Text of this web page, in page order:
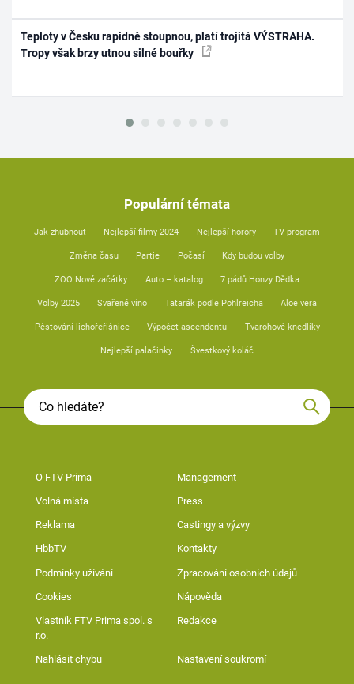
Teploty v Česku rapidně stoupnou, platí trojitá VÝSTRAHA.
Tropy však brzy utnou silné bouřky
Populární témata
Jak zhubnout Nejlepší filmy 2024 Nejlepší horory TV program
Změna času Partie Počasí Kdy budou volby
ZOO Nové začátky Auto – katalog 7 pádů Honzy Dědka
Volby 2025 Svařené víno Tatarák podle Pohlreicha Aloe vera
Pěstování lichořeřišnice Výpočet ascendentu Tvarohové knedlíky
Nejlepší palačinky Švestkový koláč
O FTV Prima Management
Volná místa Press
Reklama Castingy a výzvy
HbbTV Kontakty
Podmínky užívání Zpracování osobních údajů
Cookies Nápověda
Vlastník FTV Prima spol. s
r.o.
Redakce
Nahlásit chybu Nastavení soukromí